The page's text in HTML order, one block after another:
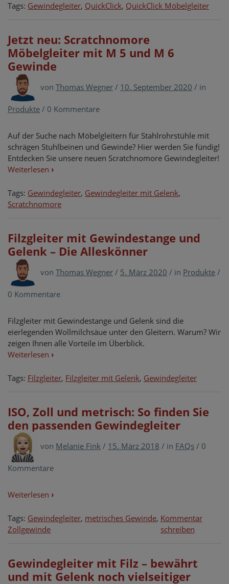
Tags: Gewindegleiter, QuickClick, QuickClick Möbelgleiter
Jetzt neu: Scratchnomore
Möbelgleiter mit M 5 und M 6
Gewinde
von Thomas Wegner / 10. September 2020 / in
Produkte / 0 Kommentare
Auf der Suche nach Möbelgleitern für Stahlrohrstühle mit
schrägen Stuhlbeinen und Gewinde? Hier werden Sie fündig!
Entdecken Sie unsere neuen Scratchnomore Gewindegleiter!
Weiterlesen ›
Tags: Gewindegleiter, Gewindegleiter mit Gelenk,
Scratchnomore
Filzgleiter mit Gewindestange und
Gelenk – Die Alleskönner
von Thomas Wegner / 5. März 2020 / in Produkte /
0 Kommentare
Filzgleiter mit Gewindestange und Gelenk sind die
eierlegenden Wollmilchsäue unter den Gleitern. Warum? Wir
zeigen Ihnen alle Vorteile im Überblick.
Weiterlesen ›
Tags: Filzgleiter, Filzgleiter mit Gelenk, Gewindegleiter
ISO, Zoll und metrisch: So finden Sie
den passenden Gewindegleiter
von Melanie Fink / 15. März 2018 / in FAQs / 0
Kommentare
Weiterlesen ›
Tags: Gewindegleiter, metrisches Gewinde,
Zollgewinde
Kommentar
schreibenon
und
Gewindegleiter mit Filz – bewährt
und mit Gelenk noch vielseitiger